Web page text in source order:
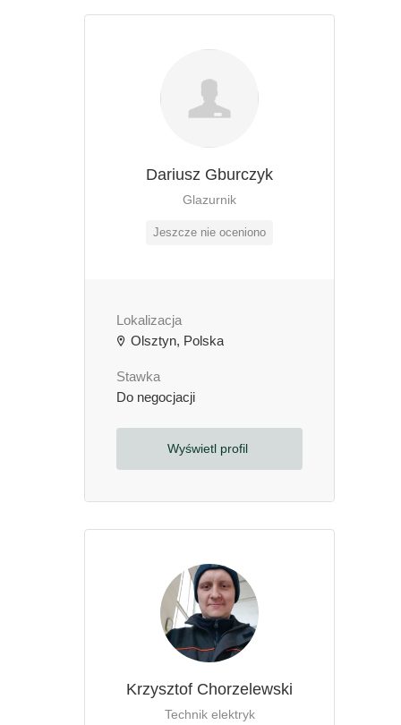
Dariusz Gburczyk
Glazurnik
Jeszcze nie oceniono
Lokalizacja
Olsztyn, Polska
Stawka
Do negocjacji
Wyświetl profil
Krzysztof Chorzelewski
Technik elektryk